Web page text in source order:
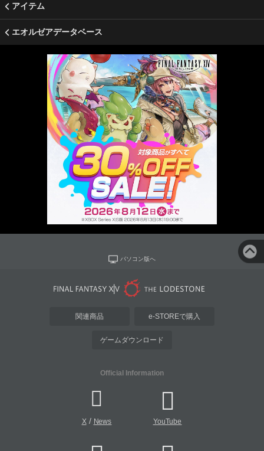
アイテム
エオルゼアデータベース
パソコン版へ
関連商品 e-STOREで購入
ゲームダウンロード
Official Information
X/ News YouTube